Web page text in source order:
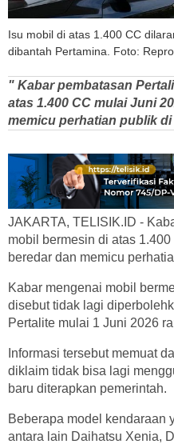
Isu mobil di atas 1.400 CC
dibantah Pertamina. Foto:
" Kabar pembatasan
atas 1.400 CC mulai Juni
memicu perhatian publik
JAKARTA, TELISIK.ID -
mobil bermesin di atas
beredar dan memicu
Kabar mengenai mobil
disebut tidak lagi
Pertalite mulai 1 Juni 2026
Informasi tersebut memuat
diklaim tidak bisa lagi
baru diterapkan pemerintah.
Beberapa model kendaraan
antara lain Daihatsu Xenia,